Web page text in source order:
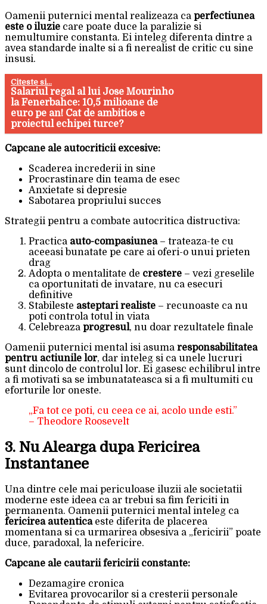
Oamenii puternici mental realizeaza ca perfectiunea
este o iluzie care poate duce la paralizie si
nemultumire constanta. Ei inteleg diferenta dintre a
avea standarde inalte si a fi nerealist de critic cu sine
insusi.
Citeste si...
Salariul regal al lui Jose Mourinho
la Fenerbahce: 10,5 milioane de
euro pe an! Cat de ambitios e
proiectul echipei turce?
Capcane ale autocriticii excesive:
Scaderea increderii in sine
Procrastinare din teama de esec
Anxietate si depresie
Sabotarea propriului succes
Strategii pentru a combate autocritica distructiva:
Practica auto-compasiunea– trateaza-te cu
aceeasi bunatate pe care ai oferi-o unui prieten
drag
Adopta o mentalitate de crestere – vezi greselile
ca oportunitati de invatare, nu ca esecuri
definitive
Stabileste asteptari realiste – recunoaste ca nu
poti controla totul in viata
Celebreaza progresul, nu doar rezultatele finale
Oamenii puternici mental isi asuma responsabilitatea
pentru actiunile lor, dar inteleg si ca unele lucruri
sunt dincolo de controlul lor. Ei gasesc echilibrul intre
a fi motivati sa se imbunatateasca si a fi multumiti cu
eforturile lor oneste.
„Fa tot ce poti, cu ceea ce ai, acolo unde esti.”
– Theodore Roosevelt
3. Nu Alearga dupa Fericirea
Instantanee
Una dintre cele mai periculoase iluzii ale societatii
moderne este ideea ca ar trebui sa fim fericiti in
permanenta. Oamenii puternici mental inteleg ca
fericirea autenticaeste diferita de placerea
momentana si ca urmarirea obsesiva a „fericirii” poate
duce, paradoxal, la nefericire.
Capcane ale cautarii fericirii constante:
Dezamagire cronica
Evitarea provocarilor si a cresterii personale